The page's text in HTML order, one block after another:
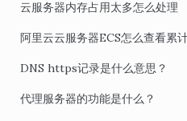
云服务器内存占用太多怎么处理
阿里云云服务器ECS怎么查看累
DNS https记录是什么意思？
代理服务器的功能是什么？